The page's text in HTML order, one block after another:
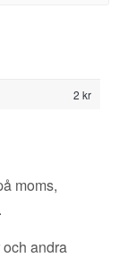
2 kr
moms,
andra